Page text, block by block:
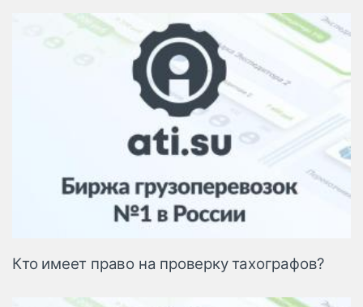
Кто имеет право на проверку тахографов?